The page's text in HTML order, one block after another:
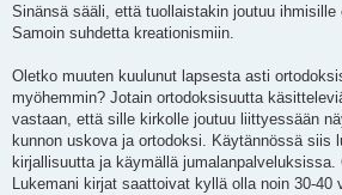
Sinänsä sääli, että tuollaistakin joutuu ihmisille
Samoin suhdetta kreationismiin.
Oletko muuten kuulunut lapsesta asti
myöhemmin? Jotain ortodoksisuutta
vastaan, että sille kirkolle joutuu liittyessään
kunnon uskova ja ortodoksi. Käytännössä siis
kirjallisuutta ja käymällä
Lukemani kirjat saattoivat kyllä olla noin 30-40